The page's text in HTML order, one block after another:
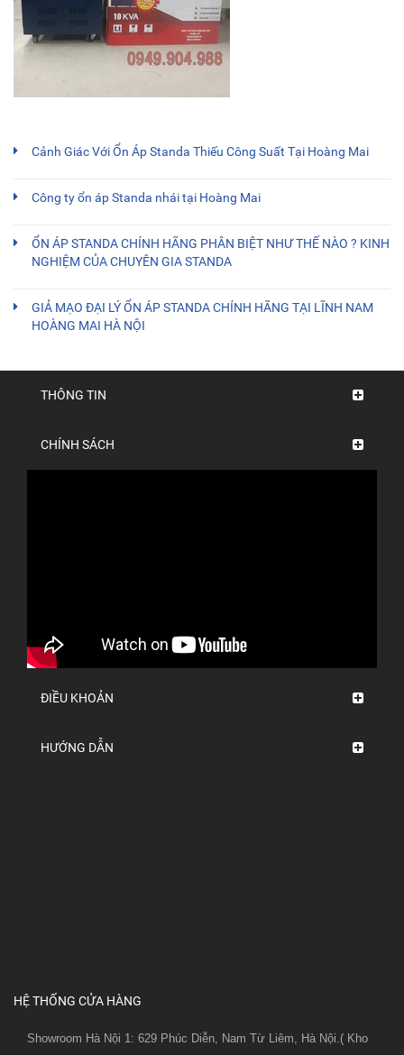
Cảnh Giác Với Ổn Áp Standa Thiếu Công Suất Tại Hoàng Mai
Công ty ổn áp Standa nhái tại Hoàng Mai
ỔN ÁP STANDA CHÍNH HÃNG PHÂN BIỆT NHƯ THẾ NÀO ? KINH
NGHIỆM CỦA CHUYÊN GIA STANDA
GIẢ MẠO ĐẠI LÝ ỔN ÁP STANDA CHÍNH HÃNG TẠI LĨNH NAM
HOÀNG MAI HÀ NỘI
THÔNG TIN
CHÍNH SÁCH
ĐIỀU KHOẢN
HƯỚNG DẪN
HỆ THỐNG CỬA HÀNG
Showroom Hà Nội 1: 629 Phúc Diễn, Nam Từ Liêm, Hà Nội.( Kho